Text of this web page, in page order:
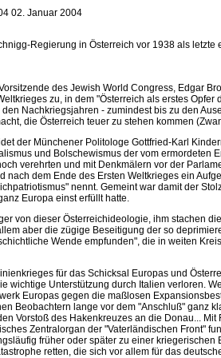
02. Januar 2004
Regierung in Österreich vor 1938 als letzte
des Jewish World Congress, Edgar
zu, in dem "Österreich als erstes
Nachkriegsjahren - zumindest bis zu den
die Österreich teuer zu stehen kommen
der Münchener Politologe Gottfried-Karl
und Bolschewismus der vom
verehrten und mit Denkmälern vor der
dem Ende des Ersten Weltkrieges ein
nennt. Gemeint war damit der
Europa einst erfüllt hatte.
von dieser Österreichideologie, ihm stachen
aber die zügige Beseitigung der so
Wende empfunden", die in weiten
für das Schicksal Europas und
Unterstützung durch Italien verloren.
Europas gegen die maßlosen
Beobachtern lange vor dem "Anschluß" ganz
Vorstoß des Hakenkreuzes an die Donau...
Zentralorgan der "Vaterländischen Front"
früher oder später zu einer
retten, die sich vor allem für das